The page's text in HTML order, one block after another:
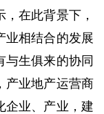
在此背景下，
业相结合的发展
生俱来的协同
业地产运营商
企业、产业，建